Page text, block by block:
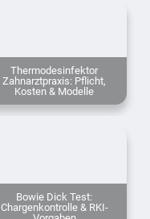
Thermodesinfektor
Zahnarztpraxis: Pflicht,
Kosten & Modelle
Bowie Dick Test:
Chargenkontrolle & RKI-